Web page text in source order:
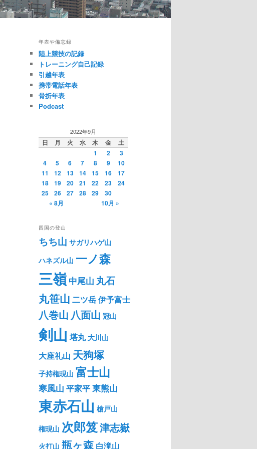
年表や備忘録
陸上競技の記録
トレーニング自己記録
引越年表
携帯電話年表
骨折年表
Podcast
2022年9月
日 月 火 水 木 金
土
1
2
3
4
5 6 7 8 9
10
11
12 13 14 15 16
17
18
19 20 21 22 23
24
25
26 27 28 29
30
« 8月
10月 »
四国の登山
ちち山 サガリハゲ山
ハネズル山 一ノ森
三嶺 中尾山 丸石
丸笹山 二ツ岳伊予富士
八巻山 八面山 冠山
剣山 塔丸 大川山
大座礼山 天狗塚
子持権現山 富士山
寒風山 平家平東熊山
東赤石山 槍戸山
権現山 次郎笈津志嶽
火打山 瓶ヶ森 白滝山